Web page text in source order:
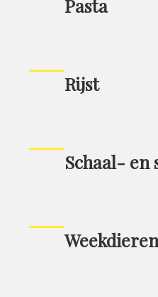
Pasta
Rijst
Schaal- en
Weekdieren